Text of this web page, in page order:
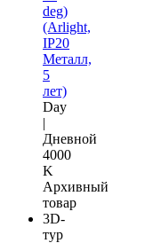
deg)
(Arlight,
IP20
Металл,
5
лет)
Day
|
Дневной
4000
K
Архивный
товар
3D-
тур